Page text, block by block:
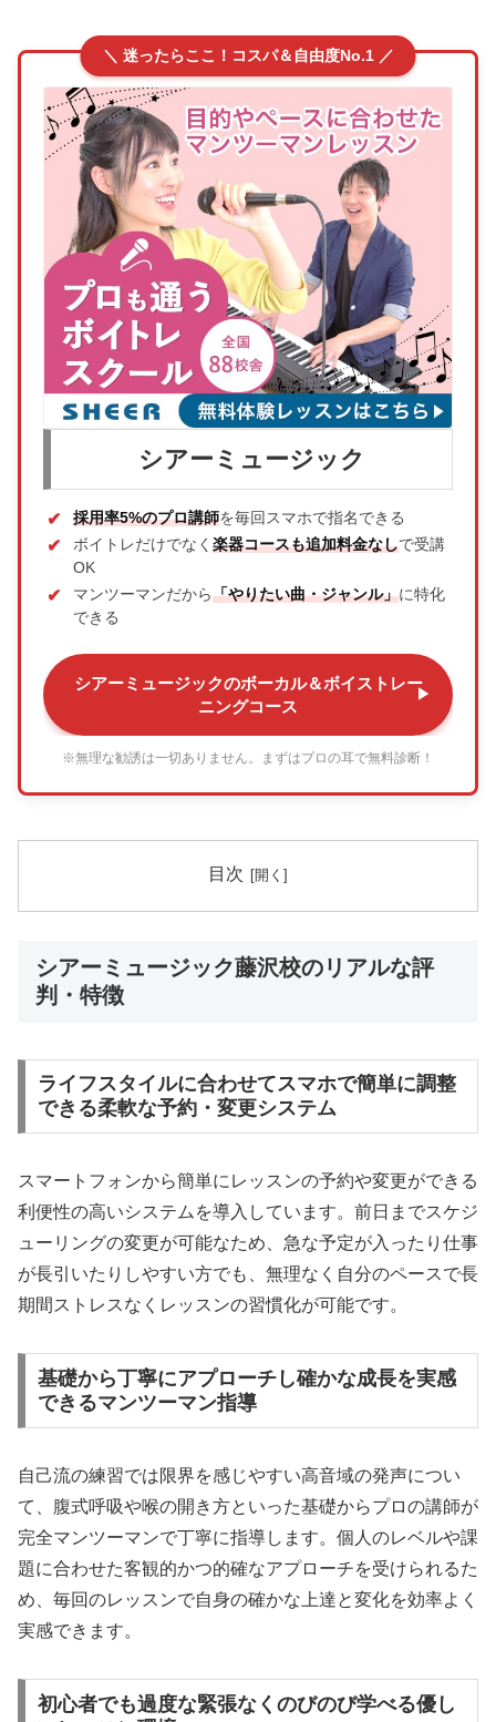
＼ 迷ったらここ！コスパ＆自由度No.1 ／
シアーミュージック
採用率5%のプロ講師を毎回スマホで指名できる
ボイトレだけでなく 楽器コースも追加料金なしで受講
OK
マンツーマンだから「やりたい曲・ジャンル」に特化
できる
シアーミュージックのボーカル＆ボイストレー
ニングコース
※無理な勧誘は一切ありません。まずはプロの耳で無料診断！
目次
シアーミュージック藤沢校のリアルな評
判・特徴
ライフスタイルに合わせてスマホで簡単に調整
できる柔軟な予約・変更システム
スマートフォンから簡単にレッスンの予約や変更ができる
利便性の高いシステムを導入しています。前日までスケジ
ューリングの変更が可能なため、急な予定が入ったり仕事
が長引いたりしやすい方でも、無理なく自分のペースで長
期間ストレスなくレッスンの習慣化が可能です。
基礎から丁寧にアプローチし確かな成長を実感
できるマンツーマン指導
自己流の練習では限界を感じやすい高音域の発声につい
て、腹式呼吸や喉の開き方といった基礎からプロの講師が
完全マンツーマンで丁寧に指導します。個人のレベルや課
題に合わせた客観的かつ的確なアプローチを受けられるた
め、毎回のレッスンで自身の確かな上達と変化を効率よく
実感できます。
初心者でも過度な緊張なくのびのび学べる優し